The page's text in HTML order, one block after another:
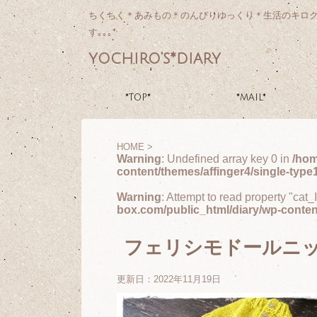
ちくちく＊あみもの＊のんびりゆっくり＊生活のキロ
す｡｡｡*
yochiro's*diary
*TOP* *MAIL*
HOME >
Warning: Undefined array key 0 in /
content/themes/affinger4/single-
Warning: Attempt to read property
box.com/public_html/diary/wp-
フェリシモドールニ
更新日： 2022年11月19日